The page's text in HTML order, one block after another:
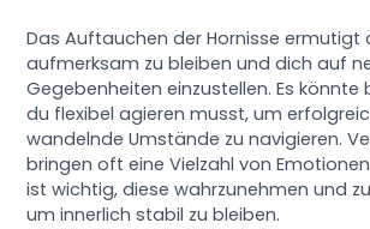
Das Auftauchen der Hornisse ermutigt
aufmerksam zu bleiben und dich auf
Gegebenheiten einzustellen. Es könnte
du flexibel agieren musst, um
wandelnde Umstände zu navigieren.
bringen oft eine Vielzahl von
ist wichtig, diese wahrzunehmen und
um innerlich stabil zu bleiben.